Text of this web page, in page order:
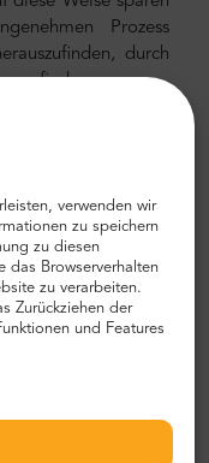
verwenden wir
zu speichern
zu diesen
das Browserverhalten
zu verarbeiten.
Zurückziehen der
und Features
Prozess
durch
zu finden.
Sie eines
Advisor-Benutzern
in neuen,
Mercedes-Benz
besteht aus
Englisch
von Mr.